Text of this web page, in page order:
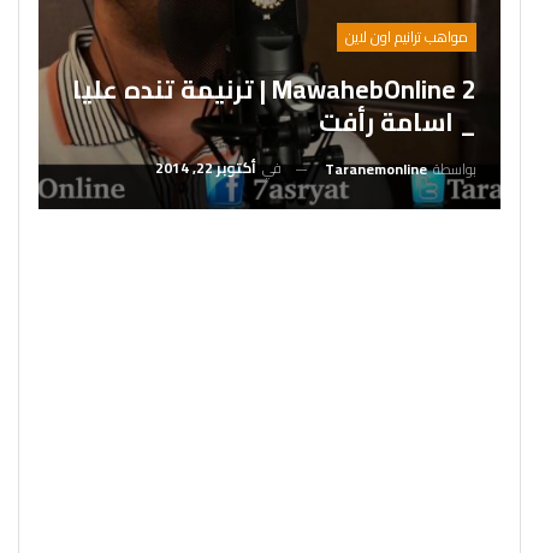
مواهب ترانيم اون لاين
MawahebOnline 2 | ترنيمة تنده عليا
_ اسامة رأفت
بواسطةTaranemonline فيأكتوبر 22, 2014